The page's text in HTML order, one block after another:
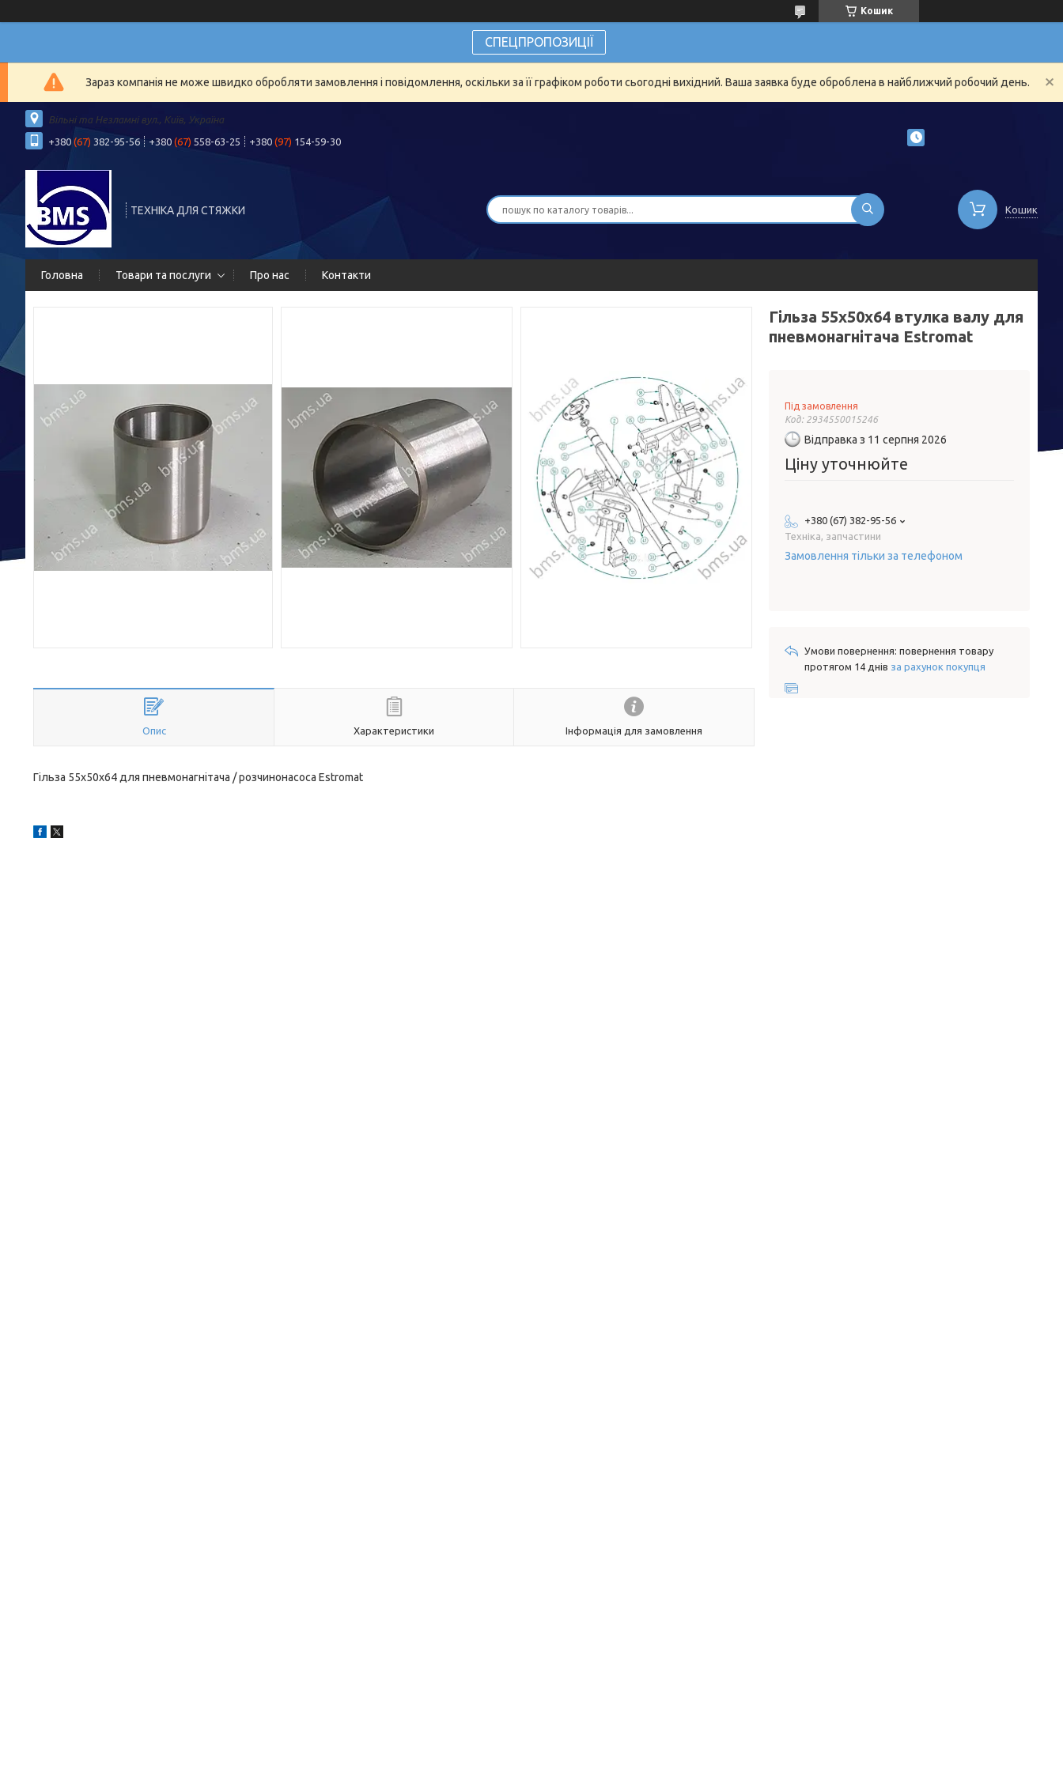
Кошик
СПЕЦПРОПОЗИЦІЇ
Зараз компанія не може швидко обробляти замовлення і повідомлення, оскільки за її графіком роботи сьогодні вихідний. Ваша заявка буде оброблена в найближчий робочий день.
Вільні та Незламні вул., Київ, Україна
+380 (67) 382-95-56 +380 (67) 558-63-25 +380 (97) 154-59-30
ТЕХНІКА ДЛЯ СТЯЖКИ Кошик
Головна Товари та послуги Про нас Контакти
Опис Характеристики Інформація для замовлення
Гільза 55х50х64 для пневмонагнітача / розчинонасоса Estromat
Гільза 55х50х64 втулка валу для
пневмонагнітача Estromat
Під замовлення
Код: 2934550015246
Відправка з 11 серпня 2026
Ціну уточнюйте
+380 (67) 382-95-56
Техніка, запчастини
Замовлення тільки за телефоном
повернення товару
протягом 14 днів за рахунок покупця